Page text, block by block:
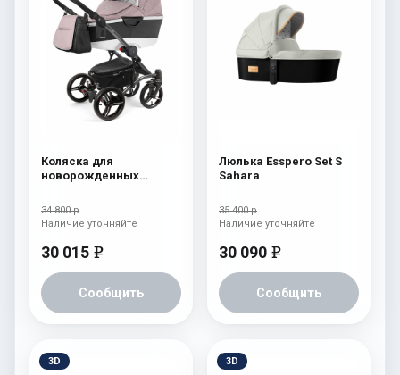
Коляска для
новорожденных
(шасси Graphite) Beige
34 800 р
30 015 e
Сообщить
Наличие уточняйте
Люлька Esspero Set S
Sahara
35 400 р
30 090 e
Сообщить
Наличие уточняйте
3D 3D